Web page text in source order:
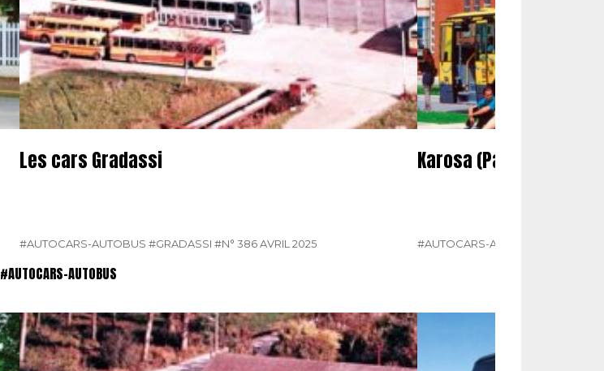
Les cars Gradassi
#AUTOCARS-AUTOBUS #GRADASSI #N° 386 AVRIL 2025
Karosa (Partie 2)
#AUTOCARS-AUTOBUS
#AUTOCARS-AUTOBUS